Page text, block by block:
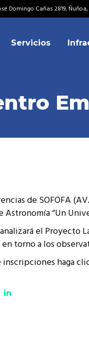
Domingo Cañas 2819,
Servicios
Equipo
de SOFOFA
“Un
el Proyecto
torno a los
inscripciones haga